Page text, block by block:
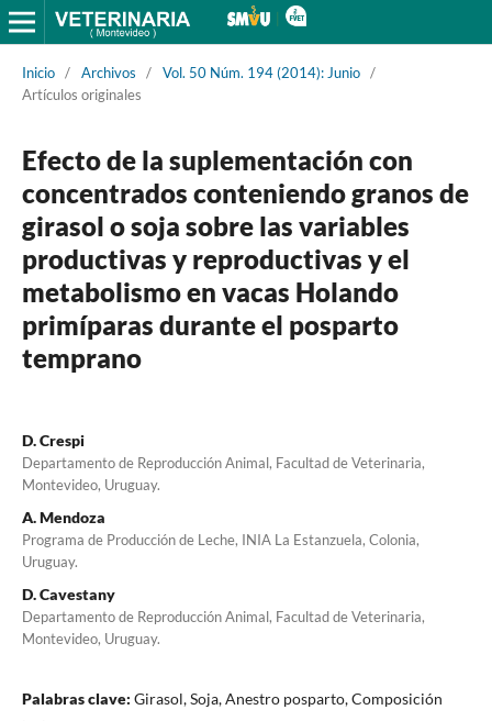
Inicio / Archivos / Vol. 50 Núm. 194 (2014): Junio /
Artículos originales
Efecto de la suplementación con
concentrados conteniendo granos de
girasol o soja sobre las variables
productivas y reproductivas y el
metabolismo en vacas Holando
primíparas durante el posparto
temprano
D. Crespi
Departamento de Reproducción Animal, Facultad de Veterinaria,
Montevideo, Uruguay.
A. Mendoza
Programa de Producción de Leche, INIA La Estanzuela, Colonia,
Uruguay.
D. Cavestany
Departamento de Reproducción Animal, Facultad de Veterinaria,
Montevideo, Uruguay.
Palabras clave: Girasol, Soja, Anestro posparto, Composición